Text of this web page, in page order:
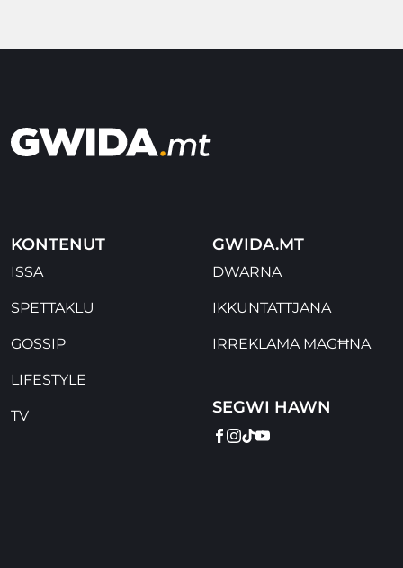
KONTENUT
ISSA
SPETTAKLU
GOSSIP
LIFESTYLE
TV
GWIDA.MT
DWARNA
IKKUNTATTJANA
IRREKLAMA MAGĦNA
SEGWI HAWN
FACEBOOK
INSTAGRAM
TIKTOK
YOUTUBE